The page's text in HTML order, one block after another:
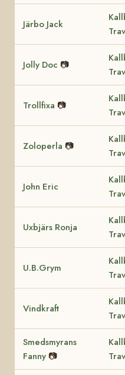
Järbo Jack
Jolly Doc 📷
Trollfixa 📷
Zoloperla 📷
John Eric
Uxbjärs Ronja
U.B.Grym
Vindkraft
Smedsmyrans
Fanny 📷